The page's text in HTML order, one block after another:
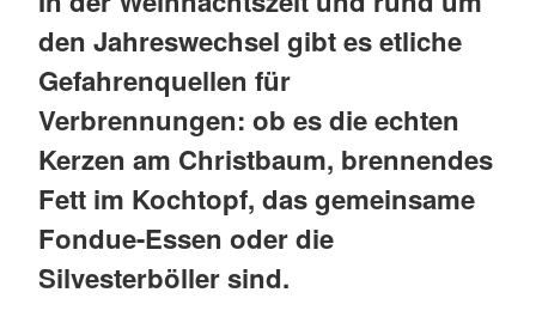
den Jahreswechsel gibt es etliche
Gefahrenquellen für
Verbrennungen: ob es die echten
Kerzen am Christbaum, brennendes
Fett im Kochtopf, das gemeinsame
Fondue-Essen oder die
Silvesterböller sind.